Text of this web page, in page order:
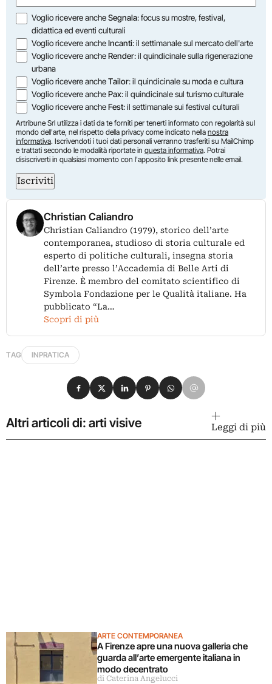
Opzioni
Voglio ricevere ancheSegnala: focus su mostre, festival,
didattica ed eventi culturali
Voglio ricevere ancheIncanti: il settimanale sul mercato dell'arte
Voglio ricevere ancheRender: il quindicinale sulla rigenerazione
urbana
Voglio ricevere ancheTailor: il quindicinale su moda e cultura
Voglio ricevere anchePax: il quindicinale sul turismo culturale
Voglio ricevere ancheFest: il settimanale sui festival culturali
Artribune Srl utilizza i dati da te forniti per tenerti informato con regolarità sul
mondo dell'arte, nel rispetto della privacy come indicato nella nostra
informativa. Iscrivendoti i tuoi dati personali verranno trasferiti su MailChimp
e trattati secondo le modalità riportate in questa informativa. Potrai
disiscriverti in qualsiasi momento con l'apposito link presente nelle email.
Iscriviti
Christian Caliandro
Christian Caliandro (1979), storico dell’arte
contemporanea, studioso di storia culturale ed
esperto di politiche culturali, insegna storia
dell’arte presso l’Accademia di Belle Arti di
Firenze. È membro del comitato scientifico di
Symbola Fondazione per le Qualità italiane. Ha
pubblicato “La…
Scopri di più
TAG INPRATICA
Condividi su Facebook
Condividi su X
Condividi su LinkedIn
Condividi su Pinterest
Condividi su WhatsApp
Condividi su Email
Altri articoli di: arti visive Leggi di più
ARTE CONTEMPORANEA
A Firenze apre una nuova galleria che
guarda all’arte emergente italiana in
modo decentrato
di Caterina Angelucci